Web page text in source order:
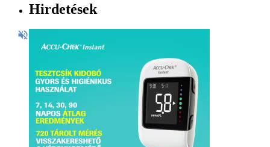
Hirdetések